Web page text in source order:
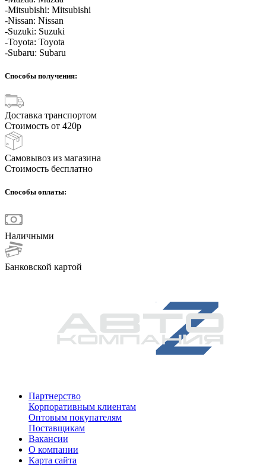
-Mitsubishi: Mitsubishi
-Nissan: Nissan
-Suzuki: Suzuki
-Toyota: Toyota
-Subaru: Subaru
Способы получения:
Доставка транспортом
Стоимость от 420р
Самовывоз из магазина
Стоимость бесплатно
Способы оплаты:
Наличными
Банковской картой
Партнерство
Корпоративным клиентам
Оптовым покупателям
Поставщикам
Вакансии
О компании
Карта сайта